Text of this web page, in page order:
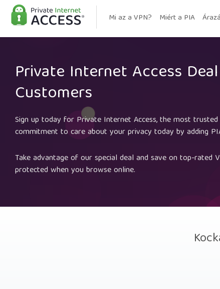
Mi az a VPN? Miért a PIA
Private Internet Access
Customers
Sign up today for Private Internet Access, the most
commitment to care about your privacy today by adding
Take advantage of our special deal and save on top-
protected when you browse online.